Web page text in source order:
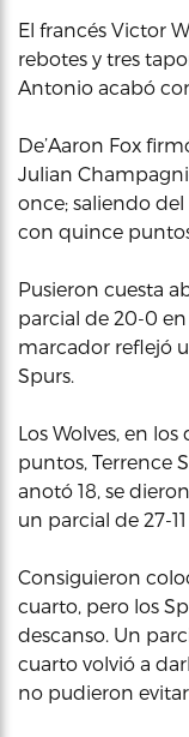
El francés Victor
rebotes y tres
Antonio acabó
De’Aaron Fox
Julian
once; saliendo
con quince
Pusieron cuesta
parcial de 20-0
marcador reflejó
Spurs.
Los Wolves, en
puntos, Terrence
anotó 18, se
un parcial de 27-
Consiguieron
cuarto, pero los
descanso. Un
cuarto volvió a
no pudieron